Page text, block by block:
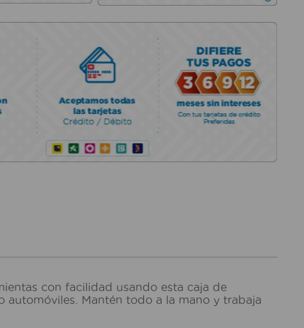
con facilidad usando esta caja de
automóviles. Mantén todo a la mano y trabaja